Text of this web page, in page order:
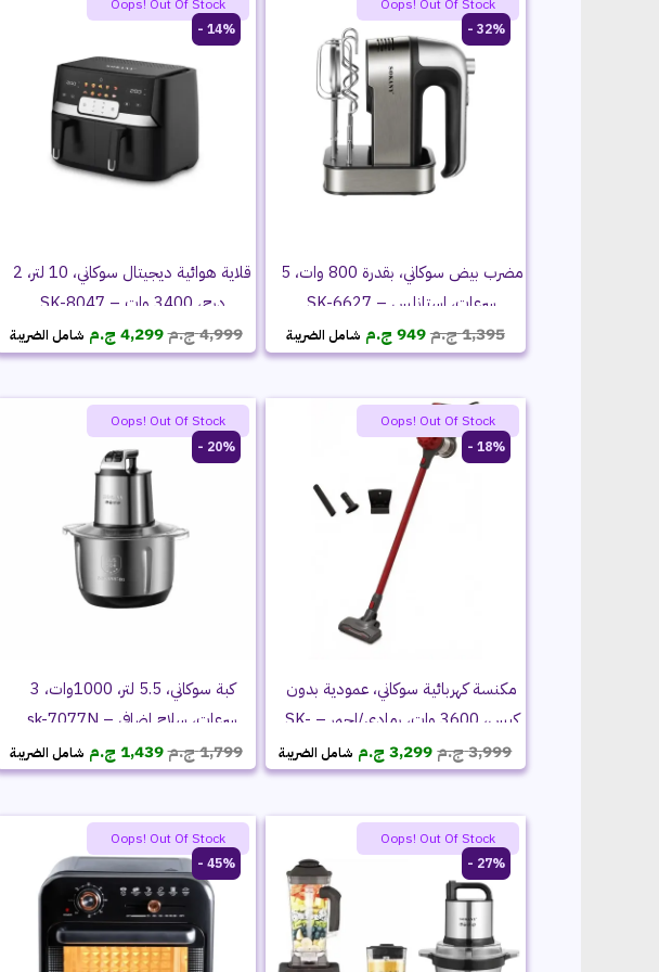
32% -
مضرب بيض سوكاني، بقدرة 800 وات، 5
سرعات، استانلس – SK-6627
1,395ج.مالسعر
الأصلي
1,395 ج.م.
949 ج.م السعر
الحالي
949 ج.م.
شامل الضريبة
Oops! Out Of Stock
14% -
قلاية هوائية ديجيتال سوكاني، 10 لتر، 2
درج، 3400 وات – SK-8047
4,999ج.مالسعر
الأصلي
4,999 ج.م.
4,299 ج.م السعر
الحالي
4,299 ج.م.
شامل الضريبة
Oops! Out Of Stock
18% -
مكنسة كهربائية سوكاني، عمودية بدون
كيس، 3600 وات، رمادي/احمر – SK-
13027
3,999ج.مالسعر
الأصلي
3,999 ج.م.
3,299 ج.مالسعر
الحالي
3,299 ج.م.
شامل الضريبة
Oops! Out Of Stock
20% -
كبة سوكاني، 5.5 لتر، 1000وات، 3
سرعات، سلاح اضافي – sk-7077N
1,799ج.مالسعر
الأصلي
1,799 ج.م.
1,439 ج.م السعر
الحالي
1,439 ج.م.
شامل الضريبة
Oops! Out Of Stock
27% -
Oops! Out Of Stock
45% -
Oops! Out Of Stock